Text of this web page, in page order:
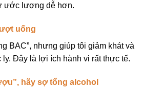
ước lượng dễ hơn.
uống
BAC”, nhưng giúp tôi giảm khát và
Đây là lợi ích hành vi rất thực tế.
hãy sợ tổng alcohol